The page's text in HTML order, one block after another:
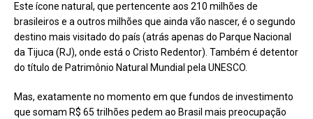
Este ícone natural, que pertencente aos 210 milhões de
brasileiros e a outros milhões que ainda vão nascer, é o segundo
destino mais visitado do país (atrás apenas do Parque Nacional
da Tijuca (RJ), onde está o Cristo Redentor). Também é detentor
do título de Patrimônio Natural Mundial pela UNESCO.
Mas, exatamente no momento em que fundos de investimento
que somam R$ 65 trilhões pedem ao Brasil mais preocupação